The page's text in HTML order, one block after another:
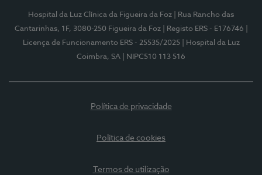
Hospital da Luz Clínica da Figueira da Foz
| Rua Rancho das
Cantarinhas, 1F, 3080-250 Figueira da Foz
| Registo ERS - E176746
Licença de Funcionamento ERS - 25535/2025
| Hospital da Luz
Coimbra, SA
| NIPC510 113 516
Política de privacidade
Política de cookies
Termos de utilização